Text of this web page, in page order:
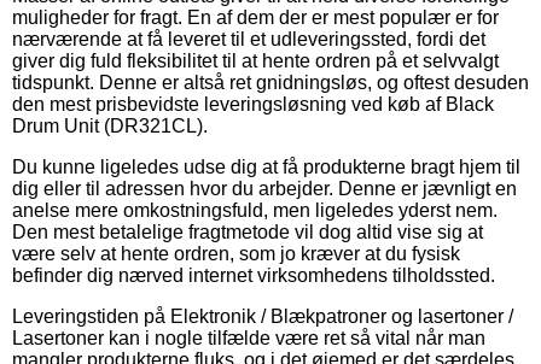
muligheder for fragt. En af dem der er mest populær er for
nærværende at få leveret til et udleveringssted, fordi det
giver dig fuld fleksibilitet til at hente ordren på et selvvalgt
tidspunkt. Denne er altså ret gnidningsløs, og oftest desuden
den mest prisbevidste leveringsløsning ved køb af Black
Drum Unit (DR321CL).
Du kunne ligeledes udse dig at få produkterne bragt hjem til
dig eller til adressen hvor du arbejder. Denne er jævnligt en
anelse mere omkostningsfuld, men ligeledes yderst nem.
Den mest betalelige fragtmetode vil dog altid vise sig at
være selv at hente ordren, som jo kræver at du fysisk
befinder dig nærved internet virksomhedens tilholdssted.
Leveringstiden på Elektronik / Blækpatroner og lasertoner /
Lasertoner kan i nogle tilfælde være ret så vital når man
mangler produkterne fluks, og i det øjemed er det særdeles